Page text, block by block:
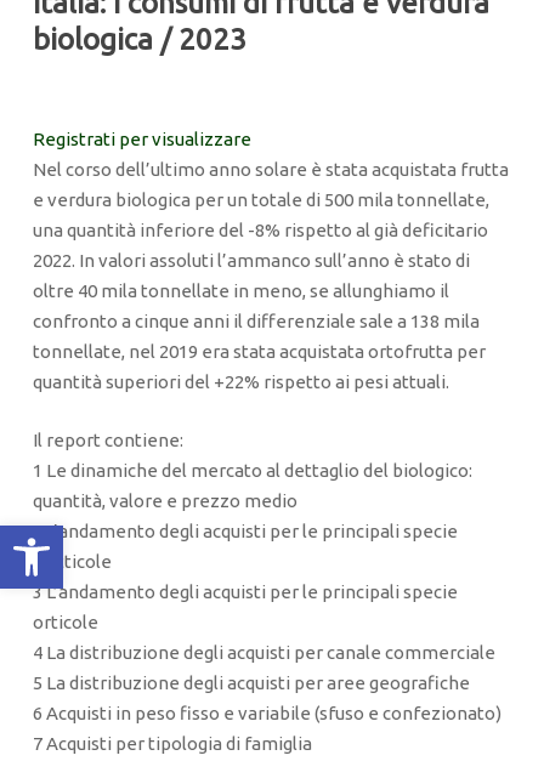
Apri la barra degli strumenti
biologica / 2023
Registrati per visualizzare
Nel corso dell’ultimo anno solare è stata acquistata frutta
e verdura biologica per un totale di 500 mila tonnellate,
una quantità inferiore del -8% rispetto al già deficitario
2022. In valori assoluti l’ammanco sull’anno è stato di
oltre 40 mila tonnellate in meno, se allunghiamo il
confronto a cinque anni il differenziale sale a 138 mila
tonnellate, nel 2019 era stata acquistata ortofrutta per
quantità superiori del +22% rispetto ai pesi attuali.
Il report contiene:
1 Le dinamiche del mercato al dettaglio del biologico:
quantità, valore e prezzo medio
2 L’andamento degli acquisti per le principali specie
frutticole
3 L’andamento degli acquisti per le principali specie
orticole
4 La distribuzione degli acquisti per canale commerciale
5 La distribuzione degli acquisti per aree geografiche
6 Acquisti in peso fisso e variabile (sfuso e confezionato)
7 Acquisti per tipologia di famiglia